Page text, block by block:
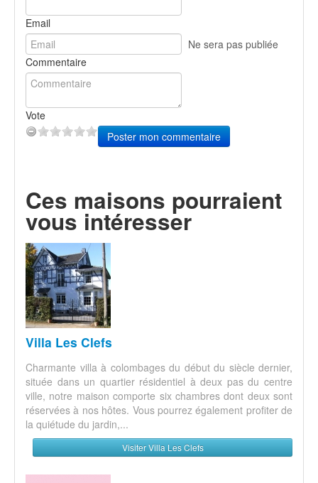
Email
Ne sera pas publiée
Commentaire
Vote
Poster mon commentaire
Ces maisons pourraient
vous intéresser
Villa Les Clefs
Charmante villa à colombages du début du siècle dernier,
située dans un quartier résidentiel à deux pas du centre
ville, notre maison comporte six chambres dont deux sont
réservées à nos hôtes. Vous pourrez également profiter de
la quiétude du jardin,...
Visiter Villa Les Clefs